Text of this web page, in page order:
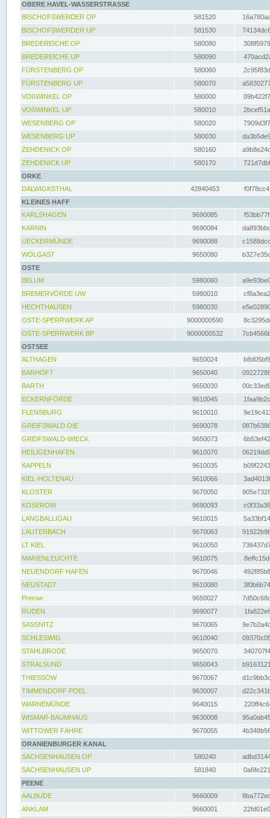
OBERE HAVEL-WASSERSTRASSE
BISCHOFSWERDER OP
581520
BISCHOFSWERDER UP
581530
BREDEREICHE OP
580080
BREDEREICHE UP
580090
FÜRSTENBERG OP
580060
FÜRSTENBERG UP
580070
VOßWINKEL OP
580000
VOßWINKEL UP
580010
WESENBERG OP
580020
WESENBERG UP
580030
ZEHDENICK OP
580160
ZEHDENICK UP
580170
ORKE
DALWIGKSTHAL
42840453
KLEINES HAFF
KARLSHAGEN
9690085
KARNIN
9690084
UECKERMÜNDE
9690088
WOLGAST
9650080
OSTE
BELUM
5980060
BREMERVÖRDE UW
5980010
HECHTHAUSEN
5980030
OSTE-SPERRWERK AP
9000000590
OSTE-SPERRWERK BP
9000000532
OSTSEE
ALTHAGEN
9650024
BARHÖFT
9650040
BARTH
9650030
ECKERNFÖRDE
9610045
FLENSBURG
9610010
GREIFSWALD OIE
9690078
GREIFSWALD-WIECK
9650073
HEILIGENHAFEN
9610070
KAPPELN
9610035
KIEL-HOLTENAU
9610066
KLOSTER
9670050
KOSEROW
9690093
LANGBALLIGAU
9610015
LAUTERBACH
9670063
LT KIEL
9610050
MARIENLEUCHTE
9610075
NEUENDORF HAFEN
9670046
NEUSTADT
9610080
Prerow
9650027
RUDEN
9690077
SASSNITZ
9670065
SCHLESWIG
9610040
STAHLBRODE
9650070
STRALSUND
9650043
THIESSOW
9670067
TIMMENDORF POEL
9630007
WARNEMÜNDE
9640015
WISMAR-BAUMHAUS
9630008
WITTOWER FÄHRE
9670055
ORANIENBURGER KANAL
SACHSENHAUSEN OP
580240
SACHSENHAUSEN UP
581840
PEENE
AALBUDE
9660009
ANKLAM
9660001